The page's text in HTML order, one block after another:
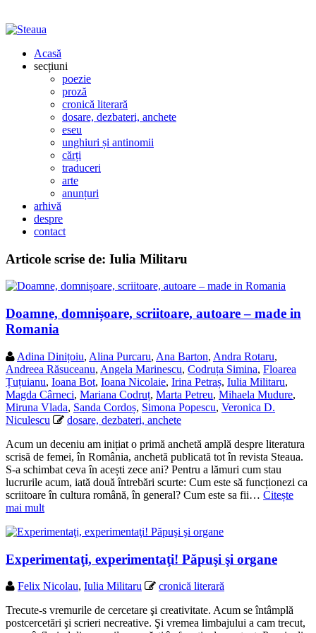
Acasă
secțiuni
poezie
proză
cronică literară
dosare, dezbateri, anchete
eseu
unghiuri și antinomii
cărți
traduceri
arte
anunțuri
arhivă
despre
contact
Articole scrise de: Iulia Militaru
Doamne, domnișoare, scriitoare, autoare – made in
Romania
Adina Dinițoiu, Alina Purcaru, Ana Barton, Andra Rotaru,
Andreea Răsuceanu, Angela Marinescu, Codruța Simina, Floarea
Țuțuianu, Ioana Bot, Ioana Nicolaie, Irina Petraș, Iulia Militaru,
Magda Cârneci, Mariana Codruț, Marta Petreu, Mihaela Mudure,
Miruna Vlada, Sanda Cordoș, Simona Popescu, Veronica D.
Niculescu
dosare, dezbateri, anchete
Acum un deceniu am inițiat o primă anchetă amplă despre literatura
scrisă de femei, în România, anchetă publicată tot în revista Steaua.
S-a schimbat ceva în acești zece ani? Pentru a lămuri cum stau
lucrurile acum, iată două întrebări scurte: Cum este să funcționezi ca
scriitoare în cultura română, în general? Cum este sa fii… Citește
mai mult
Experimentaţi, experimentaţi! Păpuşi şi organe
Felix Nicolau, Iulia Militaru
cronică literară
Trecute-s vremurile de cercetare şi creativitate. Acum se întâmplă
postcercetări şi scrieri necreative. Şi vremea limbajului a cam trecut,